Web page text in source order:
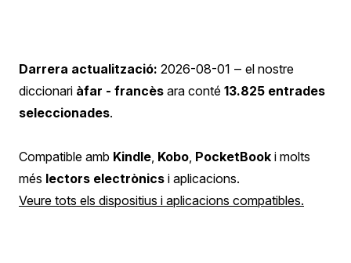
Darrera actualització: 2026-08-01 ‒ el nostre
diccionari àfar - francès ara conté 13.825 entrades
seleccionades.
Compatible amb Kindle Kobo PocketBook i molts
més lectors electrònics i aplicacions.
Veure tots els dispositius i aplicacions compatibles.